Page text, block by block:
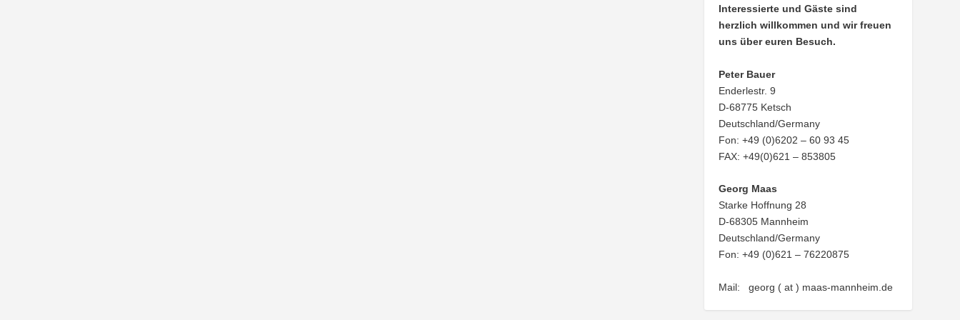
Interessierte und Gäste sind
herzlich willkommen und wir freuen
uns über euren Besuch.
Peter Bauer
Enderlestr. 9
D-68775 Ketsch
Deutschland/Germany
Fon: +49 (0)6202 – 60 93 45
FAX: +49(0)621 – 853805
Georg Maas
Starke Hoffnung 28
D-68305 Mannheim
Deutschland/Germany
Fon: +49 (0)621 – 76220875
Mail: georg ( at ) maas-mannheim.de